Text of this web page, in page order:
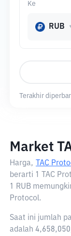
Ke
RUB
Terakhir
Market
Harga, TAC
berarti 1 TAC
1 RUB
Protocol.
Saat ini jumlah
adalah